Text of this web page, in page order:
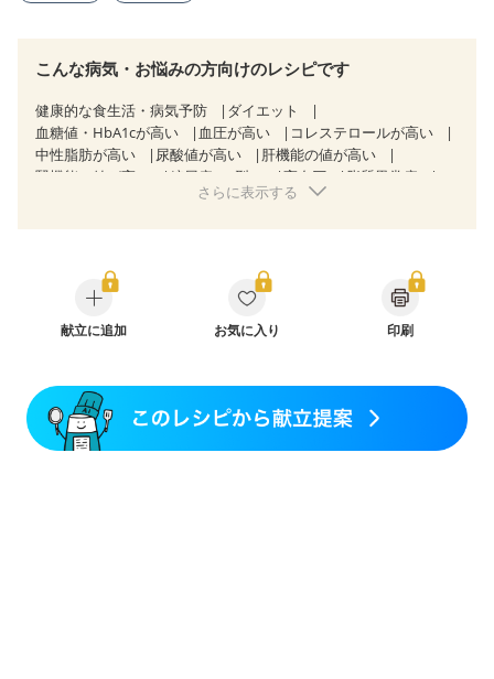
こんな病気・お悩みの方向けのレシピです
健康的な食生活・病気予防
ダイエット
血糖値・HbA1cが高い
血圧が高い
コレステロールが高い
中性脂肪が高い
尿酸値が高い
肝機能の値が高い
腎機能の値が高い
糖尿病（2型） 高血圧
脂質異常症
狭心症 心筋梗塞
糖尿病性腎症（第１期）
糖尿病性腎症（第２期）
糖尿病性腎症（第３期）
CKD（ステージ１）
CKD（ステージ２）
CKD（ステージ３a）
乳がん治療を終えた方・経過観察中の方など
味の感じ方が変わった
食欲がない
妊娠中(初期)
妊婦健診・体重増加が気になる（初期）
さらに表示する
献立に追加 お気に入り 印刷